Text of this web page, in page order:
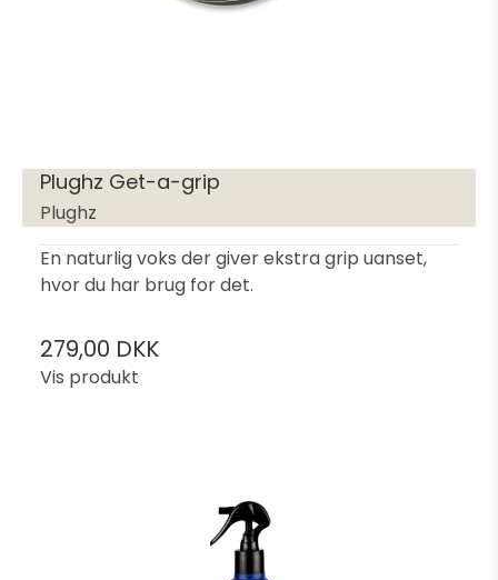
Plughz Get-a-grip
Plughz
En naturlig voks der giver ekstra grip uanset,
hvor du har brug for det.
279,00 DKK
Vis produkt